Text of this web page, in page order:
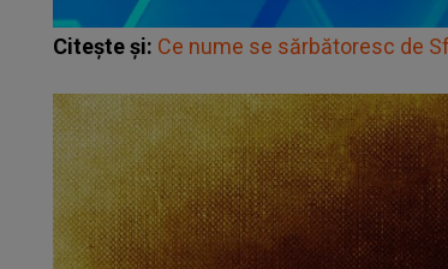
Citește și: Ce nume se sărbătoresc de